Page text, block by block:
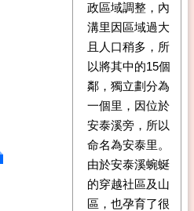
政區域調整，內
溝里因區域過大
且人口稍多，所
以將其中的15個
鄰，獨立劃分為
一個里，因位於
安泰溪旁，所以
命名為安泰里。
由於安泰溪蜿蜒
的穿越社區及山
區，也孕育了很